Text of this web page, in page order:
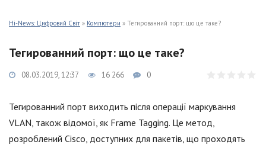
Hi-News: Цифровий Світ » Компютери » Тегированний порт: що це таке?
Тегированний порт: що це таке?
08.03.2019, 12:37 16 266 0
Тегированний порт виходить після операції маркування
VLAN, також відомої, як Frame Tagging. Це метод,
розроблений Cisco, доступних для пакетів, що проходять